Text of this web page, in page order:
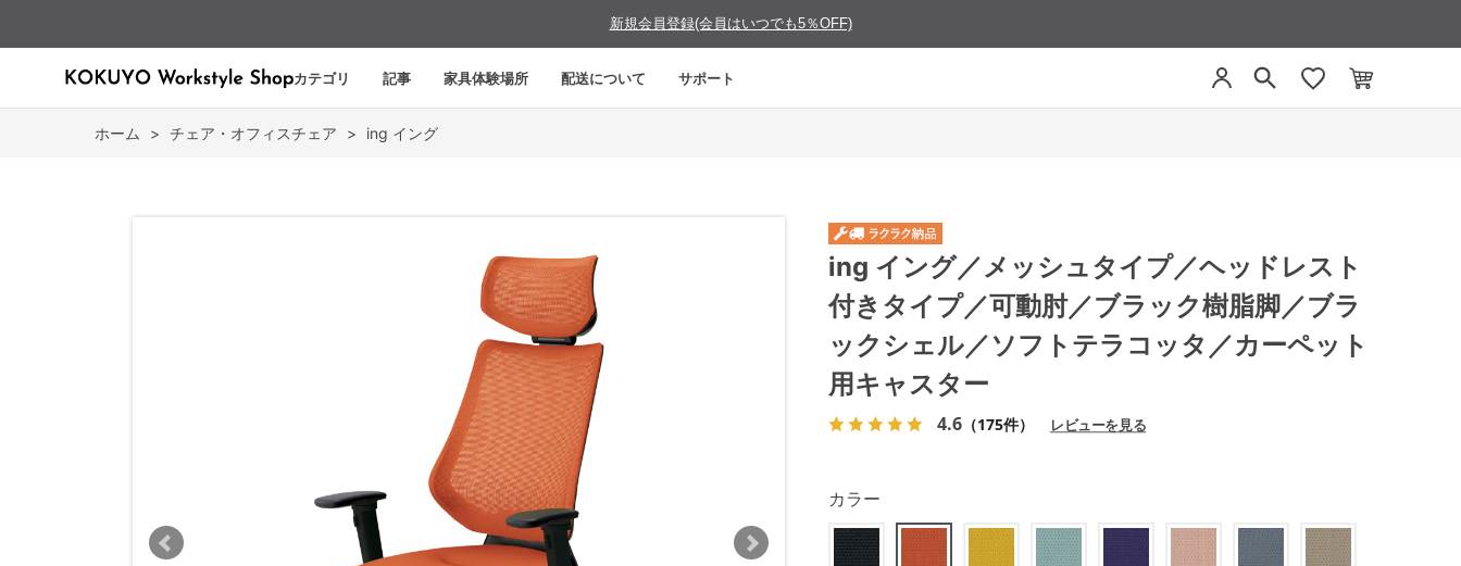
新規会員登録(会員はいつでも5％OFF)
カテゴリ 記事 家具体験場所 配送について サポート
ホーム > チェア・オフィスチェア > ing イング
ing イング／メッシュタイプ／ヘッドレスト
付きタイプ／可動肘／ブラック樹脂脚／ブラ
ックシェル／ソフトテラコッタ／カーペット
用キャスター
4.6 （175件） レビューを見る
カラー